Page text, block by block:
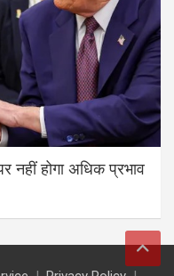
नहीं होगा अधिक प्रभाव